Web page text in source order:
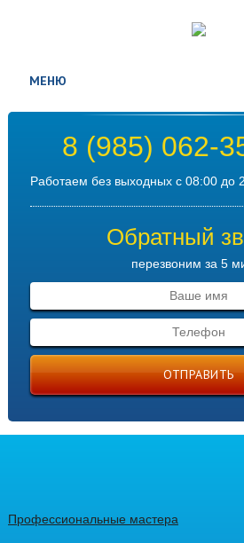
МЕНЮ
8 (985) 062-
Работаем без выходных с 08:00 до
Обратный
перезвоним за 5
ОТПРАВИТЬ
Профессиональные мастера